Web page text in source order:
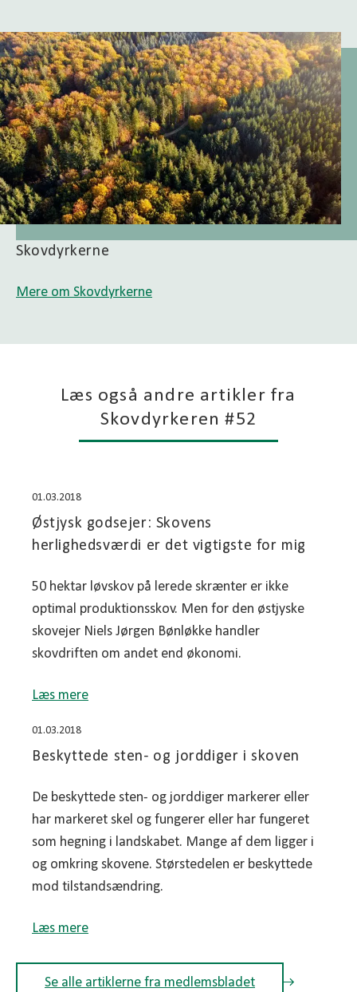
Skovdyrkerne
Mere om Skovdyrkerne
Læs også andre artikler fra
Skovdyrkeren #52
01.03.2018
Østjysk godsejer: Skovens
herlighedsværdi er det vigtigste for mig
50 hektar løvskov på lerede skrænter er ikke
optimal produktionsskov. Men for den østjyske
skovejer Niels Jørgen Bønløkke handler
skovdriften om andet end økonomi.
Læs mere
01.03.2018
Beskyttede sten- og jorddiger i skoven
De beskyttede sten- og jorddiger markerer eller
har markeret skel og fungerer eller har fungeret
som hegning i landskabet. Mange af dem ligger i
og omkring skovene. Størstedelen er beskyttede
mod tilstandsændring.
Læs mere
Se alle artiklerne fra medlemsbladet